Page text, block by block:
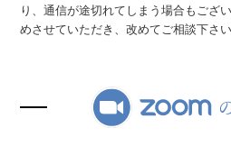
り、通信が途切れてしまう場合もござ
めさせていただき、改めてご相談下さい